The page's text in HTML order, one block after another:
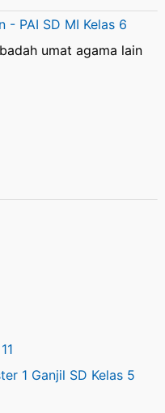
- PAI SD MI Kelas 6
umat agama lain
1 Ganjil SD Kelas 5